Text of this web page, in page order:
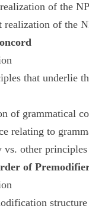
of the NP
of the
that underlie
of grammatical
relating to
other
of
structure